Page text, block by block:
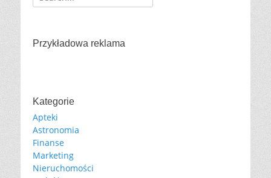
for:
Przykładowa reklama
Kategorie
Apteki
Astronomia
Finanse
Marketing
Nieruchomości